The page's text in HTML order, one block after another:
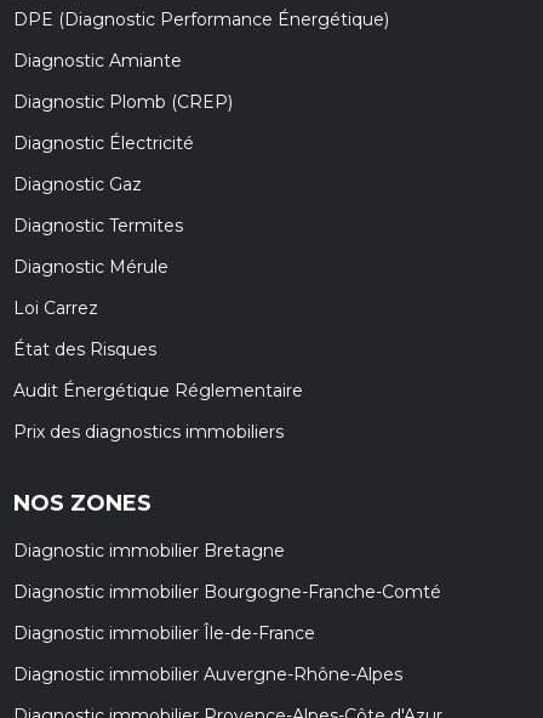
DPE (Diagnostic Performance Énergétique)
Diagnostic Amiante
Diagnostic Plomb (CREP)
Diagnostic Électricité
Diagnostic Gaz
Diagnostic Termites
Diagnostic Mérule
Loi Carrez
État des Risques
Audit Énergétique Réglementaire
Prix des diagnostics immobiliers
NOS ZONES
Diagnostic immobilier Bretagne
Diagnostic immobilier Bourgogne-Franche-Comté
Diagnostic immobilier Île-de-France
Diagnostic immobilier Auvergne-Rhône-Alpes